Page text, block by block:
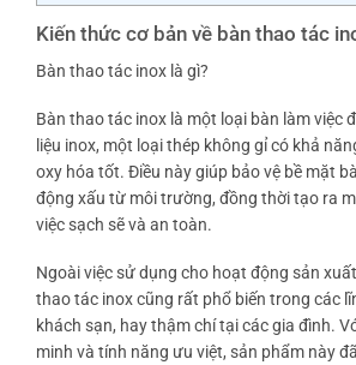
Kiến thức cơ bản về bàn thao tác
Bàn thao tác inox là gì?
Bàn thao tác inox là một loại bàn làm việc
liệu inox, một loại thép không gỉ có khả
oxy hóa tốt. Điều này giúp bảo vệ bề mặt
động xấu từ môi trường, đồng thời tạo ra
việc sạch sẽ và an toàn.
Ngoài việc sử dụng cho hoạt động sản
thao tác inox cũng rất phổ biến trong các
khách sạn, hay thậm chí tại các gia đình.
minh và tính năng ưu việt, sản phẩm này